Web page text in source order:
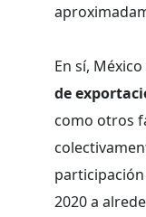
En sí, México
de
como otros
participación
2020 a